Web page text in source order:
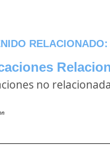
RELACIONADO:
no